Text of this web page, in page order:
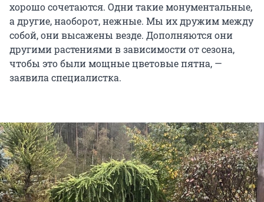
хорошо сочетаются. Одни такие монументальные,
а другие, наоборот, нежные. Мы их дружим между
собой, они высажены везде. Дополняются они
другими растениями в зависимости от сезона,
чтобы это были мощные цветовые пятна, —
заявила специалистка.